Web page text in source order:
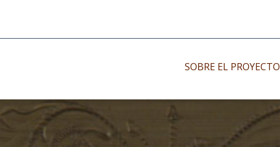
SOBRE EL PROYECTO
Impresos antiguos
Impresos modernos